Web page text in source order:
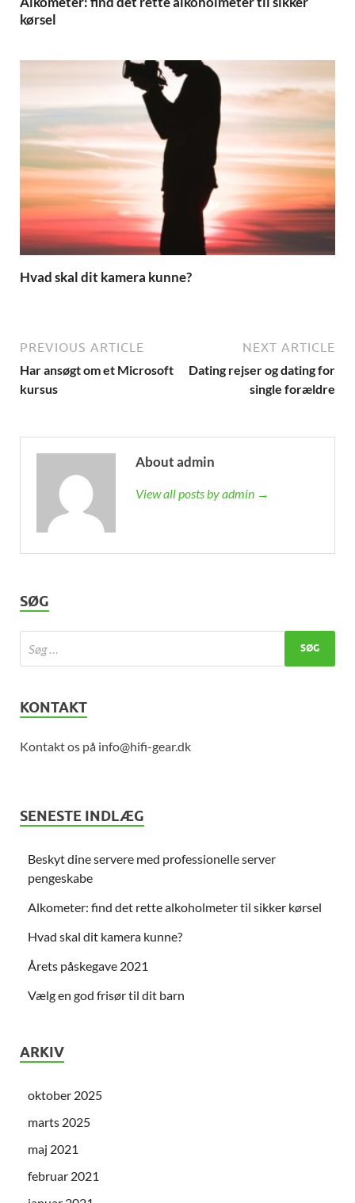
kørsel
Hvad skal dit kamera kunne?
PREVIOUS ARTICLE
Har ansøgt om et Microsoft
kursus
NEXT ARTICLE
Dating rejser og dating for
single forældre
About admin
View all posts by admin →
SØG
KONTAKT
Kontakt os på info@hifi-gear.dk
SENESTE INDLÆG
Beskyt dine servere med professionelle server
pengeskabe
Alkometer: find det rette alkoholmeter til sikker kørsel
Hvad skal dit kamera kunne?
Årets påskegave 2021
Vælg en god frisør til dit barn
ARKIV
oktober 2025
marts 2025
maj 2021
februar 2021